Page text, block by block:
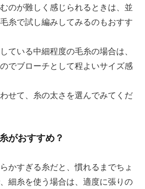
のが難しく感じられるときは、並
糸で試し編みしてみるのもおすす
ている中細程度の毛糸の場合は、
でブローチとして程よいサイズ感
せて、糸の太さを選んでみてくだ
がおすすめ？
かすぎる糸だと、慣れるまでちょ
細糸を使う場合は、適度に張りの